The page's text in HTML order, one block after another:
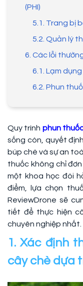
(PHI)
5.1. Trang bị
5.2. Quản lý
6. Các lỗi
6.1. Lạm
6.2. Phun
Quy trình phun
sống còn, quyết
búp chè và sự an
thuốc không chỉ
một khoa học đòi
điểm, lựa chọn
ReviewDrone sẽ
tiết để thực hiện
chuyên nghiệp nhất.
1. Xác định
cây chè dựa